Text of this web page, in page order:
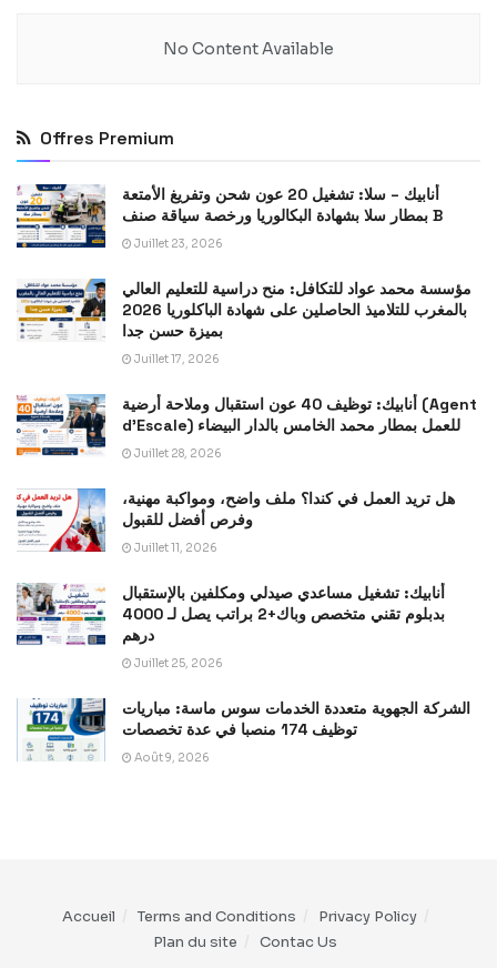
No Content Available
Offres Premium
أنابيك – سلا: تشغيل 20 عون شحن وتفريغ الأمتعة
بمطار سلا بشهادة البكالوريا ورخصة سياقة صنف B
Juillet 23, 2026
مؤسسة محمد عواد للتكافل: منح دراسية للتعليم العالي
بالمغرب للتلاميذ الحاصلين على شهادة الباكلوريا 2026
بميزة حسن جدا
Juillet 17, 2026
أنابيك: توظيف 40 عون استقبال وملاحة أرضية (Agent
d’Escale) للعمل بمطار محمد الخامس بالدار البيضاء
Juillet 28, 2026
هل تريد العمل في كندا؟ ملف واضح، ومواكبة مهنية،
وفرص أفضل للقبول
Juillet 11, 2026
أنابيك: تشغيل مساعدي صيدلي ومكلفين بالإستقبال
بدبلوم تقني متخصص وباك+2 براتب يصل لـ 4000
درهم
Juillet 25, 2026
الشركة الجهوية متعددة الخدمات سوس ماسة: مباريات
توظيف 174 منصبا في عدة تخصصات
Août 9, 2026
Accueil Terms and Conditions
Privacy Policy
Plan du site
Contac Us